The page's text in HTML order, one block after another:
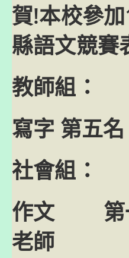
賀!本校參
縣語文競賽
教師組：
寫字 第五
社會組：
作文 第
老師